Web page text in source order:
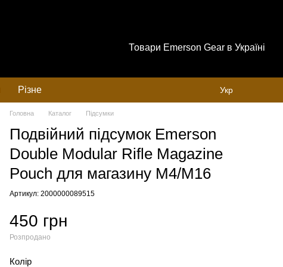
Товари Emerson Gear в Україні
Різне Укр
Головна Каталог Підсумки
Подвійний підсумок Emerson
Double Modular Rifle Magazine
Pouch для магазину M4/M16
Артикул: 2000000089515
450 грн
Розпродано
Колір